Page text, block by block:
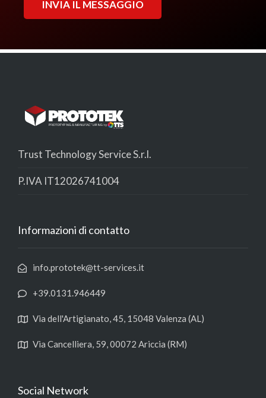
Trust Technology Service S.r.l.
P.IVA IT12026741004
Informazioni di contatto
info.prototek@tt-services.it
+39.0131.946449
Via dell'Artigianato, 45, 15048 Valenza (AL)
Via Cancelliera, 59, 00072 Ariccia (RM)
Social Network